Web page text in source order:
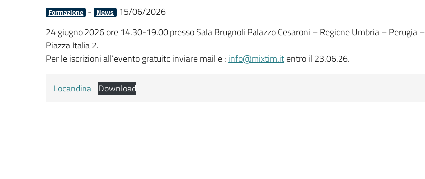
Formazione - News
15/06/2026
24 giugno 2026 ore 14.30-19.00 presso Sala Brugnoli Palazzo Cesaroni – Regione Umbria – Perugia –
Piazza Italia 2.
Per le iscrizioni all’evento gratuito inviare mail e : info@mixtim.itentro il 23.06.26.
Locandina Download